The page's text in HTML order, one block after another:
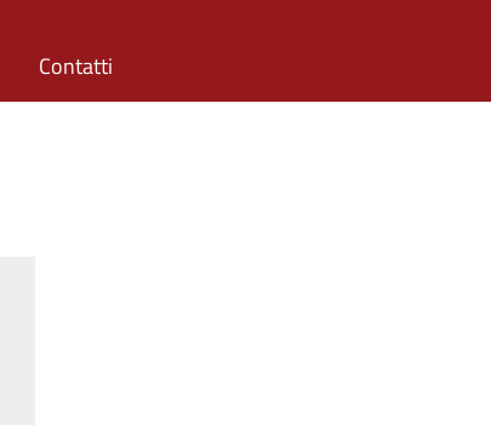
Contatti